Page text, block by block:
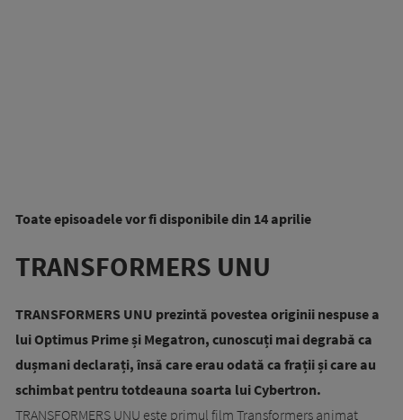
Toate episoadele vor fi disponibile din 14 aprilie
TRANSFORMERS UNU
TRANSFORMERS UNU prezintă povestea originii nespuse a
lui Optimus Prime și Megatron, cunoscuți mai degrabă ca
dușmani declarați, însă care erau odată ca frații și care au
schimbat pentru totdeauna soarta lui Cybertron.
TRANSFORMERS UNU este primul film Transformers animat